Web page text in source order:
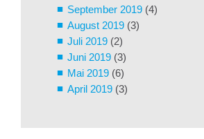
September 2019 (4)
August 2019 (3)
Juli 2019 (2)
Juni 2019 (3)
Mai 2019 (6)
April 2019 (3)